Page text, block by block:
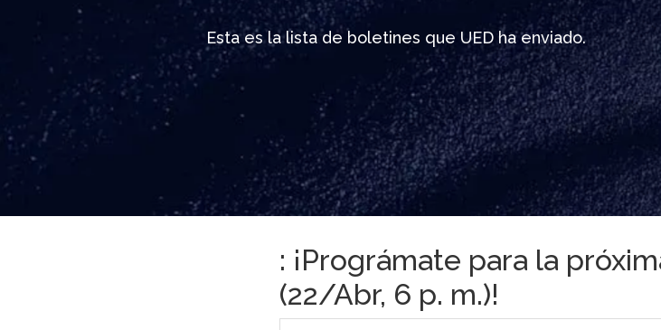
Esta es la lista de boletines que UED ha enviado.
: ¡Prográmate para la
(22/Abr, 6 p. m.)!